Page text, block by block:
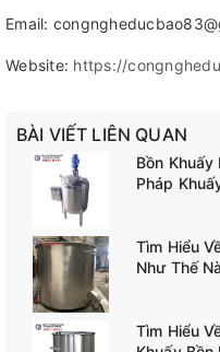
Email:
Website: https://
BÀI VIẾT LIÊN QUAN
Bồn Khuấy
Pháp
Tìm Hiểu
Như Thế
Tìm Hiểu